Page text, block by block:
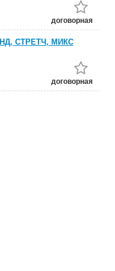
договорная
СТРЕТЧ, МИКС
договорная